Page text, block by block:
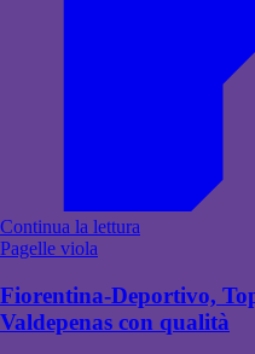
Continua la lettura
Pagelle viola
Fiorentina-Deportivo,
Valdepenas con qualità